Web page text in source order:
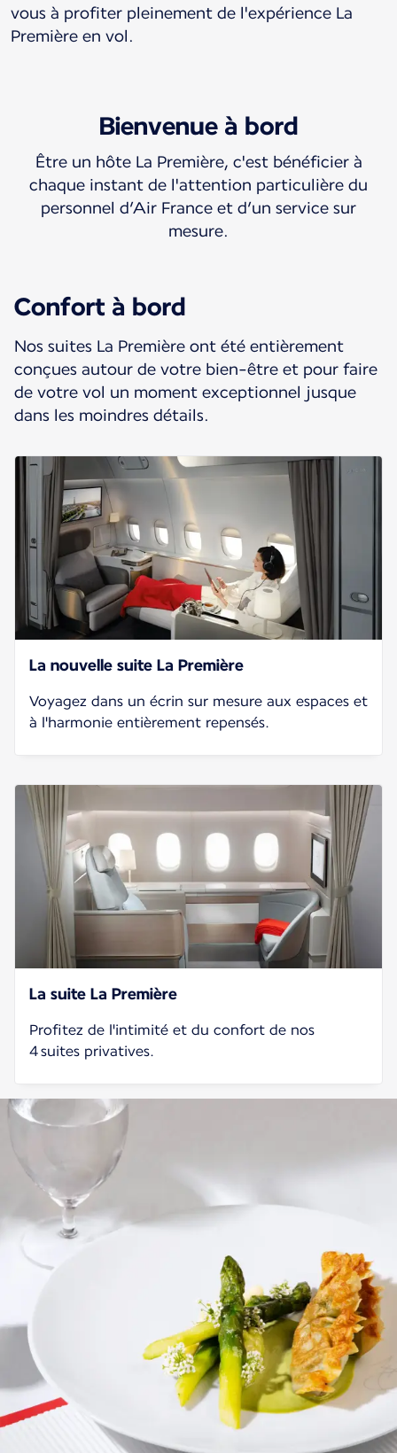
vous à profiter pleinement de l'expérience La
Première en vol.
Bienvenue à bord
Être un hôte La Première, c'est bénéficier à
chaque instant de l'attention particulière du
personnel d’Air France et d’un service sur
mesure.
Confort à bord
Nos suites La Première ont été entièrement
conçues autour de votre bien-être et pour faire
de votre vol un moment exceptionnel jusque
dans les moindres détails.
La nouvelle suite La Première
Voyagez dans un écrin sur mesure aux espaces et
à l'harmonie entièrement repensés.
La suite La Première
Profitez de l'intimité et du confort de nos
4 suites privatives.